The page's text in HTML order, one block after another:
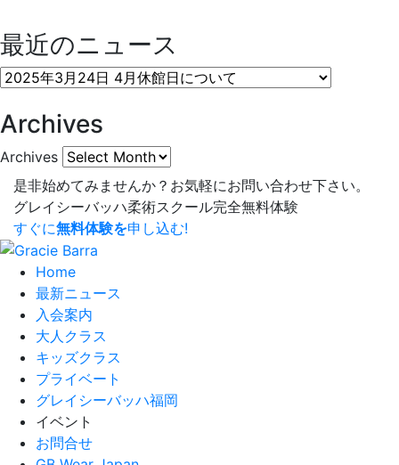
最近のニュース
Archives
Archives
是非始めてみませんか？ お気軽にお問い合わせ下さい。
グレイシーバッハ柔術スクール完全無料体験
すぐに無料体験を申し込む!
Home
最新ニュース
入会案内
大人クラス
キッズクラス
プライベート
グレイシーバッハ福岡
イベント
お問合せ